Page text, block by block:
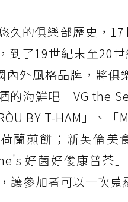
久的俱樂部歷史，
到了19世紀末至20
內外風格品牌，將俱
的海鮮吧「VG the
BY T-HAM」、「
蘭煎餅；新英倫美
好菌好俊康普茶
讓參加者可以一次蒐